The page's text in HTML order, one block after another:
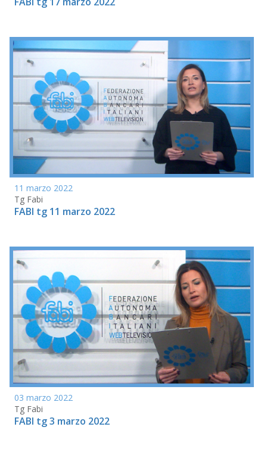
11 marzo 2022
Tg Fabi
FABI tg 11 marzo 2022
03 marzo 2022
Tg Fabi
FABI tg 3 marzo 2022